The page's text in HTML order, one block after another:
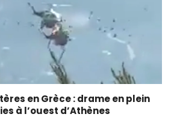
en Grèce : drame en plein
à l’ouest d’Athènes